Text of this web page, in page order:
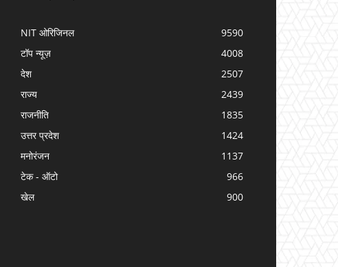
NIT ओरिजिनल
9590
टॉप न्यूज़
4008
देश
2507
राज्य
2439
राजनीति
1835
उत्तर प्रदेश
1424
मनोरंजन
1137
टेक - ऑटो
966
खेल
900